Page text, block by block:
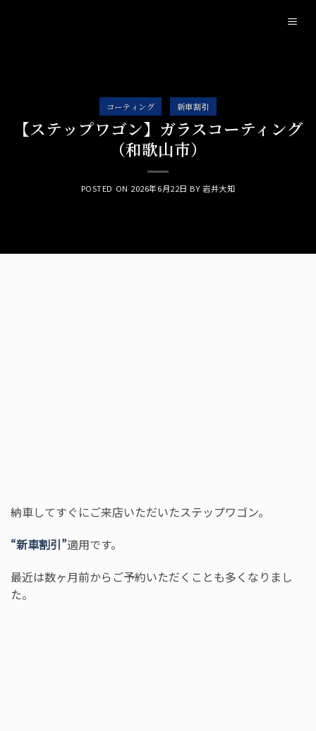
コーティング 新車割引
【ステップワゴン】ガラスコーティング
（和歌山市）
POSTED ON 2026年6月22日 BY岩井大知
納車してすぐにご来店いただいたステップワゴン。
“新車割引”適用です。
最近は数ヶ月前からご予約いただくことも多くなりまし
た。